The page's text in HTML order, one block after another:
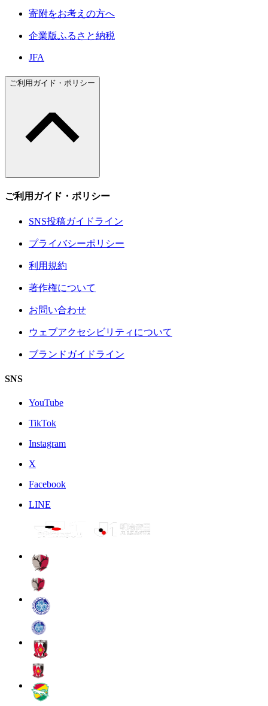
寄附をお考えの方へ
企業版ふるさと納税
JFA
ご利用ガイド・ポリシー
ご利用ガイド・ポリシー
SNS投稿ガイドライン
プライバシーポリシー
利用規約
著作権について
お問い合わせ
ウェブアクセシビリティについて
ブランドガイドライン
SNS
YouTube
TikTok
Instagram
X
Facebook
LINE